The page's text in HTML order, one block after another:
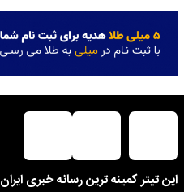
این تیتر کمینه ترین رسانه خبری ایران